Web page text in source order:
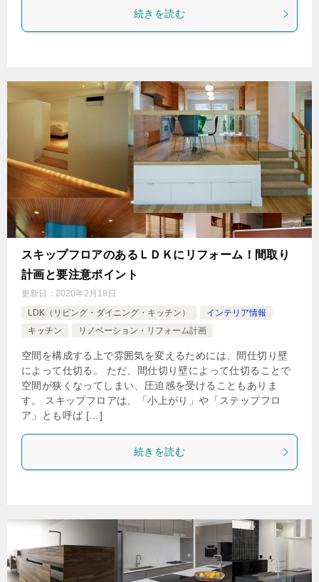
続きを読む
スキップフロアのあるＬＤＫにリフォーム！間取り
計画と要注意ポイント
更新日： 2020年2月18日
LDK（リビング・ダイニング・キッチン）
インテリア情報
キッチン
リノベーション・リフォーム計画
空間を構成する上で雰囲気を変えるためには、間仕切り壁
によって仕切る。 ただ、間仕切り壁によって仕切ることで
空間が狭くなってしまい、圧迫感を受けることもありま
す。 スキップフロアは、「小上がり」や「ステップフロ
ア」とも呼ば […]
続きを読む